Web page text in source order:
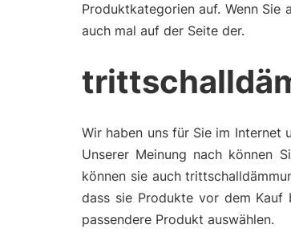
Produktkategorien auf. Wenn Sie
auch mal auf der Seite der.
Wir haben uns für Sie im
Unserer Meinung nach können
können sie auch
dass sie Produkte vor dem Kauf
passendere Produkt auswählen.